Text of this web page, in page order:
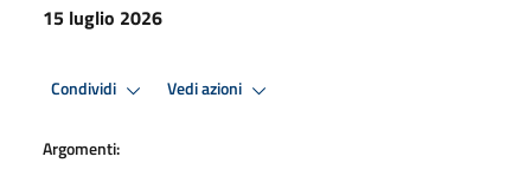
15 luglio 2026
Condividi Vedi azioni
Argomenti: